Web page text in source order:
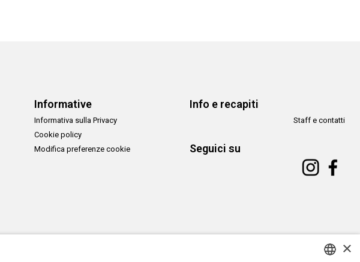
Informative
Informativa sulla Privacy
Cookie policy
Modifica preferenze cookie
Info e recapiti
Staff e contatti
Seguici su
×